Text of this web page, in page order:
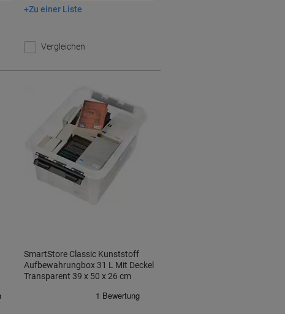
In den Warenkorb
Zu einer Liste
Vergleichen
SmartStore Classic Kunststoff
Aufbewahrungbox 31 L Mit Deckel
Transparent 39 x 50 x 26 cm